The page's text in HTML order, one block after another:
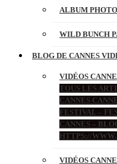
ALBUM
WILD BUNCH
BLOG DE CANNES
VIDÉOS
TOUS LES
CANNES
FESTIVAL –
CANNES –
HTTPS://
VIDÉOS